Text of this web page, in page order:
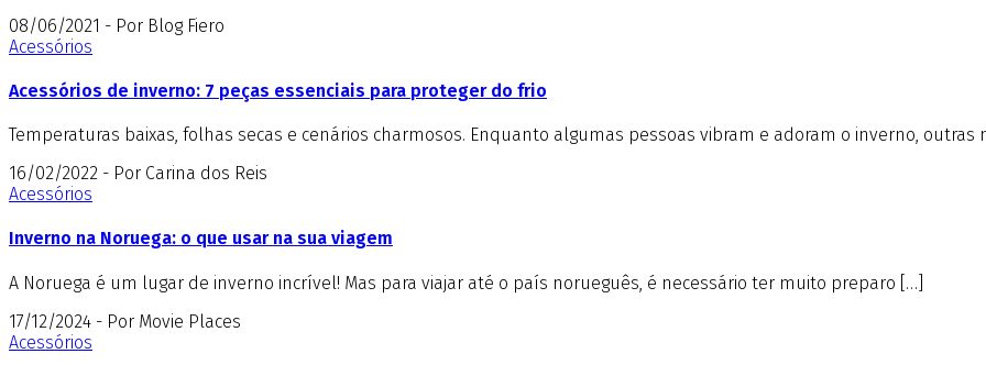
08/06/2021 - Por Blog Fiero
Acessórios
Acessórios de inverno: 7 peças essenciais para proteger do frio
Temperaturas baixas, folhas secas e cenários charmosos. Enquanto algumas pessoas vibram e adoram o inverno, outras
16/02/2022 - Por Carina dos Reis
Acessórios
Inverno na Noruega: o que usar na sua viagem
A Noruega é um lugar de inverno incrível! Mas para viajar até o país norueguês, é necessário ter muito preparo […]
17/12/2024 - Por Movie Places
Acessórios